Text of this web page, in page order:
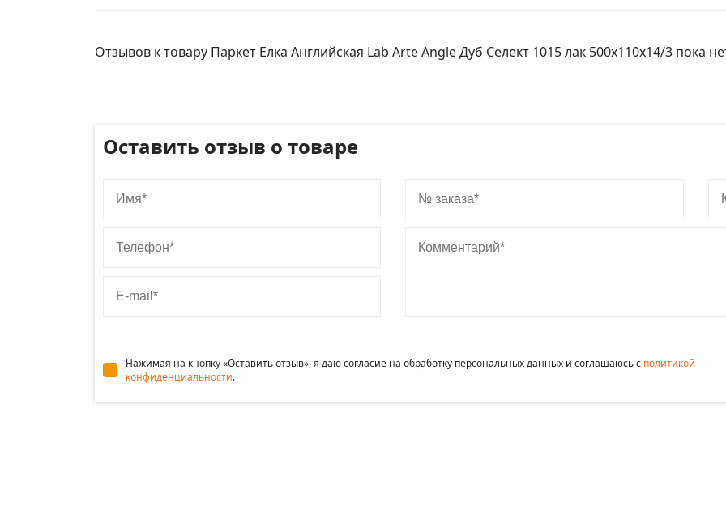
Отзывов к товару Паркет Елка Английская Lab Arte Angle Дуб Селект 1015 лак 500х110х14/3 пока
Оставить отзыв о товаре
Нажимая на кнопку «Оставить отзыв», я даю согласие на обработку персональных данных и соглашаюсь c политикой
конфиденциальности.